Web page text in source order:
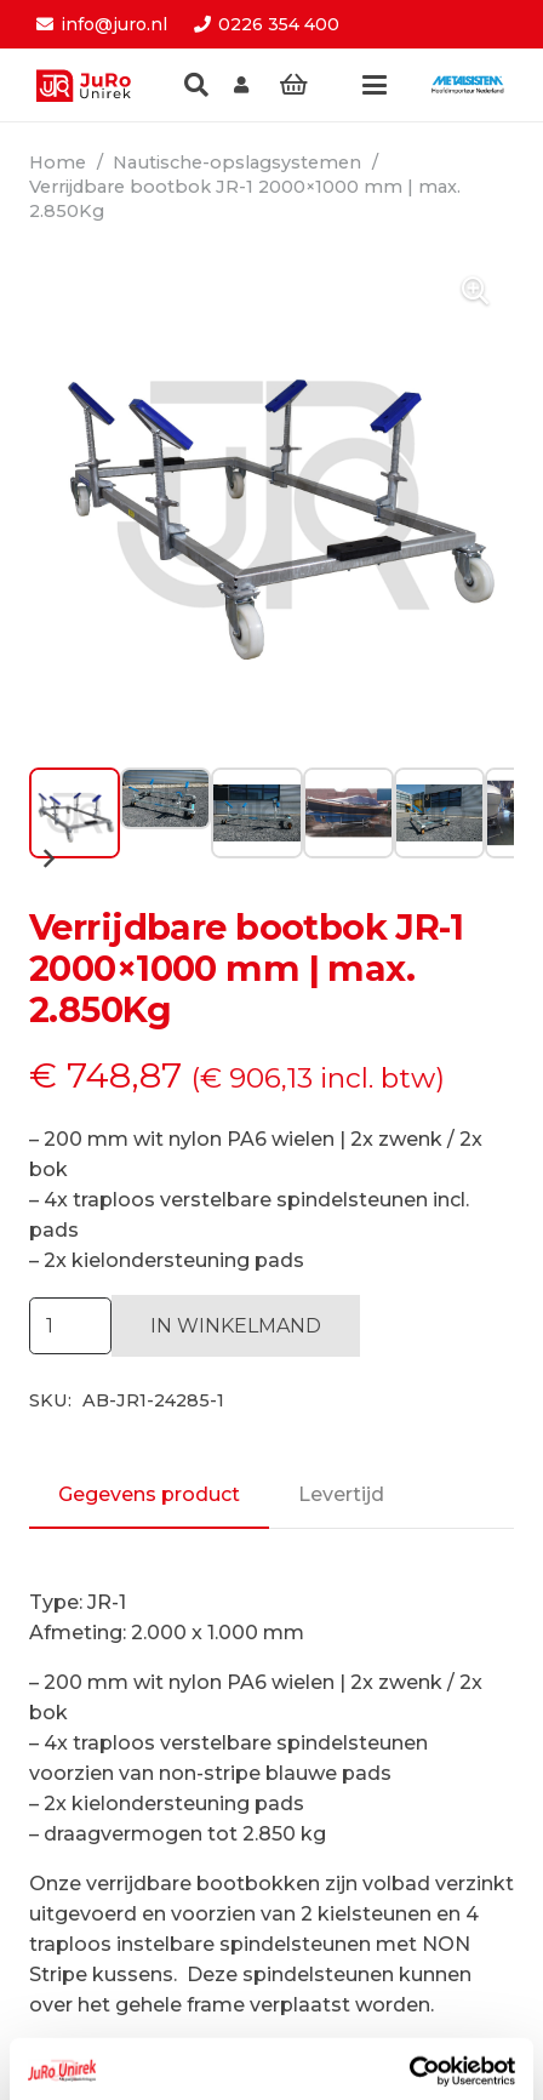
info@juro.nl 0226 354 400
Home / Nautische-opslagsystemen /
Verrijdbare bootbok JR-1 2000×1000 mm | max.
2.850Kg
Verrijdbare bootbok JR-1
2000×1000 mm | max.
2.850Kg
€ 748,87 (€ 906,13 incl. btw)
– 200 mm wit nylon PA6 wielen | 2x zwenk / 2x
bok
– 4x traploos verstelbare spindelsteunen incl.
pads
– 2x kielondersteuning pads
1
max.
IN WINKELMAND
SKU: AB-JR1-24285-1
Gegevens product Levertijd
Type: JR-1
Afmeting: 2.000 x 1.000 mm
– 200 mm wit nylon PA6 wielen | 2x zwenk / 2x
bok
– 4x traploos verstelbare spindelsteunen
voorzien van non-stripe blauwe pads
– 2x kielondersteuning pads
– draagvermogen tot 2.850 kg
Onze verrijdbare bootbokken zijn volbad verzinkt
uitgevoerd en voorzien van 2 kielsteunen en 4
traploos instelbare spindelsteunen met NON
Stripe kussens. Deze spindelsteunen kunnen
over het gehele frame verplaatst worden.
De wielen set bestaat uit 4 kwaliteitswielen,
uitgevoerd in 2 zwenkwielen en 2 bokwielen.